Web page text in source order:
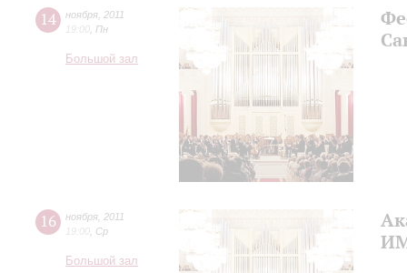
14 ноября 2011
19:00 Пн
Большой зал
16 ноября 2011
19:00 Ср
Большой зал